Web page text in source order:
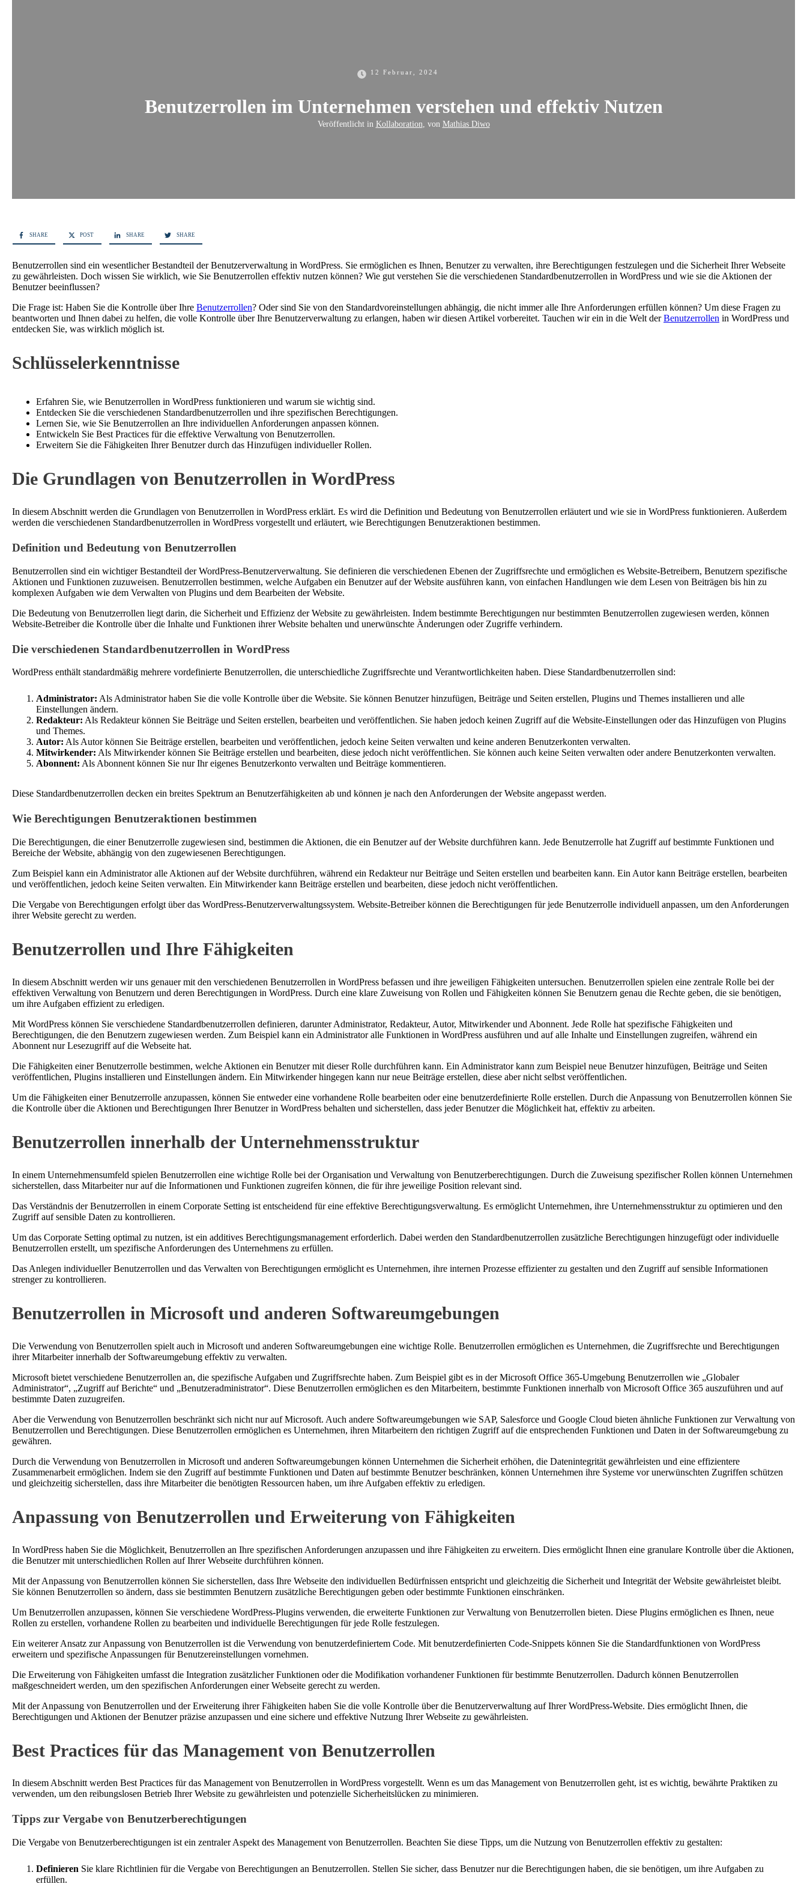
12 Februar, 2024
Benutzerrollen im Unternehmen verstehen und effektiv Nutzen
Veröffentlicht in Kollaboration , von Mathias Diwo
SHARE POST SHARE SHARE
Benutzerrollen sind ein wesentlicher Bestandteil der Benutzerverwaltung in WordPress. Sie ermöglichen es Ihnen, Benutzer zu verwalten, ihre Berechtigungen festzulegen und die Sicherheit Ihrer Webseite
zu gewährleisten. Doch wissen Sie wirklich, wie Sie Benutzerrollen effektiv nutzen können? Wie gut verstehen Sie die verschiedenen Standardbenutzerrollen in WordPress und wie sie die Aktionen der
Benutzer beeinflussen?
Die Frage ist: Haben Sie die Kontrolle über Ihre Benutzerrollen? Oder sind Sie von den Standardvoreinstellungen abhängig, die nicht immer alle Ihre Anforderungen erfüllen können? Um diese Fragen zu
beantworten und Ihnen dabei zu helfen, die volle Kontrolle über Ihre Benutzerverwaltung zu erlangen, haben wir diesen Artikel vorbereitet. Tauchen wir ein in die Welt derBenutzerrollen in WordPress und
entdecken Sie, was wirklich möglich ist.
Schlüsselerkenntnisse
Erfahren Sie, wie Benutzerrollen in WordPress funktionieren und warum sie wichtig sind.
Entdecken Sie die verschiedenen Standardbenutzerrollen und ihre spezifischen Berechtigungen.
Lernen Sie, wie Sie Benutzerrollen an Ihre individuellen Anforderungen anpassen können.
Entwickeln Sie Best Practices für die effektive Verwaltung von Benutzerrollen.
Erweitern Sie die Fähigkeiten Ihrer Benutzer durch das Hinzufügen individueller Rollen.
Die Grundlagen von Benutzerrollen in WordPress
In diesem Abschnitt werden die Grundlagen von Benutzerrollen in WordPress erklärt. Es wird die Definition und Bedeutung von Benutzerrollen erläutert und wie sie in WordPress funktionieren. Außerdem
werden die verschiedenen Standardbenutzerrollen in WordPress vorgestellt und erläutert, wie Berechtigungen Benutzeraktionen bestimmen.
Definition und Bedeutung von Benutzerrollen
Benutzerrollen sind ein wichtiger Bestandteil der WordPress-Benutzerverwaltung. Sie definieren die verschiedenen Ebenen der Zugriffsrechte und ermöglichen es Website-Betreibern, Benutzern spezifische
Aktionen und Funktionen zuzuweisen. Benutzerrollen bestimmen, welche Aufgaben ein Benutzer auf der Website ausführen kann, von einfachen Handlungen wie dem Lesen von Beiträgen bis hin zu
komplexen Aufgaben wie dem Verwalten von Plugins und dem Bearbeiten der Website.
Die Bedeutung von Benutzerrollen liegt darin, die Sicherheit und Effizienz der Website zu gewährleisten. Indem bestimmte Berechtigungen nur bestimmten Benutzerrollen zugewiesen werden, können
Website-Betreiber die Kontrolle über die Inhalte und Funktionen ihrer Website behalten und unerwünschte Änderungen oder Zugriffe verhindern.
Die verschiedenen Standardbenutzerrollen in WordPress
WordPress enthält standardmäßig mehrere vordefinierte Benutzerrollen, die unterschiedliche Zugriffsrechte und Verantwortlichkeiten haben. Diese Standardbenutzerrollen sind:
Administrator: Als Administrator haben Sie die volle Kontrolle über die Website. Sie können Benutzer hinzufügen, Beiträge und Seiten erstellen, Plugins und Themes installieren und alle
Einstellungen ändern.
Redakteur: Als Redakteur können Sie Beiträge und Seiten erstellen, bearbeiten und veröffentlichen. Sie haben jedoch keinen Zugriff auf die Website-Einstellungen oder das Hinzufügen von Plugins
und Themes.
Autor: Als Autor können Sie Beiträge erstellen, bearbeiten und veröffentlichen, jedoch keine Seiten verwalten und keine anderen Benutzerkonten verwalten.
Mitwirkender: Als Mitwirkender können Sie Beiträge erstellen und bearbeiten, diese jedoch nicht veröffentlichen. Sie können auch keine Seiten verwalten oder andere Benutzerkonten verwalten.
Abonnent: Als Abonnent können Sie nur Ihr eigenes Benutzerkonto verwalten und Beiträge kommentieren.
Diese Standardbenutzerrollen decken ein breites Spektrum an Benutzerfähigkeiten ab und können je nach den Anforderungen der Website angepasst werden.
Wie Berechtigungen Benutzeraktionen bestimmen
Die Berechtigungen, die einer Benutzerrolle zugewiesen sind, bestimmen die Aktionen, die ein Benutzer auf der Website durchführen kann. Jede Benutzerrolle hat Zugriff auf bestimmte Funktionen und
Bereiche der Website, abhängig von den zugewiesenen Berechtigungen.
Zum Beispiel kann ein Administrator alle Aktionen auf der Website durchführen, während ein Redakteur nur Beiträge und Seiten erstellen und bearbeiten kann. Ein Autor kann Beiträge erstellen, bearbeiten
und veröffentlichen, jedoch keine Seiten verwalten. Ein Mitwirkender kann Beiträge erstellen und bearbeiten, diese jedoch nicht veröffentlichen.
Die Vergabe von Berechtigungen erfolgt über das WordPress-Benutzerverwaltungssystem. Website-Betreiber können die Berechtigungen für jede Benutzerrolle individuell anpassen, um den Anforderungen
ihrer Website gerecht zu werden.
Benutzerrollen und Ihre Fähigkeiten
In diesem Abschnitt werden wir uns genauer mit den verschiedenen Benutzerrollen in WordPress befassen und ihre jeweiligen Fähigkeiten untersuchen. Benutzerrollen spielen eine zentrale Rolle bei der
effektiven Verwaltung von Benutzern und deren Berechtigungen in WordPress. Durch eine klare Zuweisung von Rollen und Fähigkeiten können Sie Benutzern genau die Rechte geben, die sie benötigen,
um ihre Aufgaben effizient zu erledigen.
Mit WordPress können Sie verschiedene Standardbenutzerrollen definieren, darunter Administrator, Redakteur, Autor, Mitwirkender und Abonnent. Jede Rolle hat spezifische Fähigkeiten und
Berechtigungen, die den Benutzern zugewiesen werden. Zum Beispiel kann ein Administrator alle Funktionen in WordPress ausführen und auf alle Inhalte und Einstellungen zugreifen, während ein
Abonnent nur Lesezugriff auf die Webseite hat.
Die Fähigkeiten einer Benutzerrolle bestimmen, welche Aktionen ein Benutzer mit dieser Rolle durchführen kann. Ein Administrator kann zum Beispiel neue Benutzer hinzufügen, Beiträge und Seiten
veröffentlichen, Plugins installieren und Einstellungen ändern. Ein Mitwirkender hingegen kann nur neue Beiträge erstellen, diese aber nicht selbst veröffentlichen.
Um die Fähigkeiten einer Benutzerrolle anzupassen, können Sie entweder eine vorhandene Rolle bearbeiten oder eine benutzerdefinierte Rolle erstellen. Durch die Anpassung von Benutzerrollen können Sie
die Kontrolle über die Aktionen und Berechtigungen Ihrer Benutzer in WordPress behalten und sicherstellen, dass jeder Benutzer die Möglichkeit hat, effektiv zu arbeiten.
Benutzerrollen innerhalb der Unternehmensstruktur
In einem Unternehmensumfeld spielen Benutzerrollen eine wichtige Rolle bei der Organisation und Verwaltung von Benutzerberechtigungen. Durch die Zuweisung spezifischer Rollen können Unternehmen
sicherstellen, dass Mitarbeiter nur auf die Informationen und Funktionen zugreifen können, die für ihre jeweilige Position relevant sind.
Das Verständnis der Benutzerrollen in einem Corporate Setting ist entscheidend für eine effektive Berechtigungsverwaltung. Es ermöglicht Unternehmen, ihre Unternehmensstruktur zu optimieren und den
Zugriff auf sensible Daten zu kontrollieren.
Um das Corporate Setting optimal zu nutzen, ist ein additives Berechtigungsmanagement erforderlich. Dabei werden den Standardbenutzerrollen zusätzliche Berechtigungen hinzugefügt oder individuelle
Benutzerrollen erstellt, um spezifische Anforderungen des Unternehmens zu erfüllen.
Das Anlegen individueller Benutzerrollen und das Verwalten von Berechtigungen ermöglicht es Unternehmen, ihre internen Prozesse effizienter zu gestalten und den Zugriff auf sensible Informationen
strenger zu kontrollieren.
Benutzerrollen in Microsoft und anderen Softwareumgebungen
Die Verwendung von Benutzerrollen spielt auch in Microsoft und anderen Softwareumgebungen eine wichtige Rolle. Benutzerrollen ermöglichen es Unternehmen, die Zugriffsrechte und Berechtigungen
ihrer Mitarbeiter innerhalb der Softwareumgebung effektiv zu verwalten.
Microsoft bietet verschiedene Benutzerrollen an, die spezifische Aufgaben und Zugriffsrechte haben. Zum Beispiel gibt es in der Microsoft Office 365-Umgebung Benutzerrollen wie „Globaler
Administrator“, „Zugriff auf Berichte“ und „Benutzeradministrator“. Diese Benutzerrollen ermöglichen es den Mitarbeitern, bestimmte Funktionen innerhalb von Microsoft Office 365 auszuführen und auf
bestimmte Daten zuzugreifen.
Aber die Verwendung von Benutzerrollen beschränkt sich nicht nur auf Microsoft. Auch andere Softwareumgebungen wie SAP, Salesforce und Google Cloud bieten ähnliche Funktionen zur Verwaltung von
Benutzerrollen und Berechtigungen. Diese Benutzerrollen ermöglichen es Unternehmen, ihren Mitarbeitern den richtigen Zugriff auf die entsprechenden Funktionen und Daten in der Softwareumgebung zu
gewähren.
Durch die Verwendung von Benutzerrollen in Microsoft und anderen Softwareumgebungen können Unternehmen die Sicherheit erhöhen, die Datenintegrität gewährleisten und eine effizientere
Zusammenarbeit ermöglichen. Indem sie den Zugriff auf bestimmte Funktionen und Daten auf bestimmte Benutzer beschränken, können Unternehmen ihre Systeme vor unerwünschten Zugriffen schützen
und gleichzeitig sicherstellen, dass ihre Mitarbeiter die benötigten Ressourcen haben, um ihre Aufgaben effektiv zu erledigen.
Anpassung von Benutzerrollen und Erweiterung von Fähigkeiten
In WordPress haben Sie die Möglichkeit, Benutzerrollen an Ihre spezifischen Anforderungen anzupassen und ihre Fähigkeiten zu erweitern. Dies ermöglicht Ihnen eine granulare Kontrolle über die Aktionen,
die Benutzer mit unterschiedlichen Rollen auf Ihrer Webseite durchführen können.
Mit der Anpassung von Benutzerrollen können Sie sicherstellen, dass Ihre Webseite den individuellen Bedürfnissen entspricht und gleichzeitig die Sicherheit und Integrität der Website gewährleistet bleibt.
Sie können Benutzerrollen so ändern, dass sie bestimmten Benutzern zusätzliche Berechtigungen geben oder bestimmte Funktionen einschränken.
Um Benutzerrollen anzupassen, können Sie verschiedene WordPress-Plugins verwenden, die erweiterte Funktionen zur Verwaltung von Benutzerrollen bieten. Diese Plugins ermöglichen es Ihnen, neue
Rollen zu erstellen, vorhandene Rollen zu bearbeiten und individuelle Berechtigungen für jede Rolle festzulegen.
Ein weiterer Ansatz zur Anpassung von Benutzerrollen ist die Verwendung von benutzerdefiniertem Code. Mit benutzerdefinierten Code-Snippets können Sie die Standardfunktionen von WordPress
erweitern und spezifische Anpassungen für Benutzereinstellungen vornehmen.
Die Erweiterung von Fähigkeiten umfasst die Integration zusätzlicher Funktionen oder die Modifikation vorhandener Funktionen für bestimmte Benutzerrollen. Dadurch können Benutzerrollen
maßgeschneidert werden, um den spezifischen Anforderungen einer Webseite gerecht zu werden.
Mit der Anpassung von Benutzerrollen und der Erweiterung ihrer Fähigkeiten haben Sie die volle Kontrolle über die Benutzerverwaltung auf Ihrer WordPress-Website. Dies ermöglicht Ihnen, die
Berechtigungen und Aktionen der Benutzer präzise anzupassen und eine sichere und effektive Nutzung Ihrer Webseite zu gewährleisten.
Best Practices für das Management von Benutzerrollen
In diesem Abschnitt werden Best Practices für das Management von Benutzerrollen in WordPress vorgestellt. Wenn es um das Management von Benutzerrollen geht, ist es wichtig, bewährte Praktiken zu
verwenden, um den reibungslosen Betrieb Ihrer Website zu gewährleisten und potenzielle Sicherheitslücken zu minimieren.
Tipps zur Vergabe von Benutzerberechtigungen
Die Vergabe von Benutzerberechtigungen ist ein zentraler Aspekt des Management von Benutzerrollen. Beachten Sie diese Tipps, um die Nutzung von Benutzerrollen effektiv zu gestalten:
Definieren Sie klare Richtlinien für die Vergabe von Berechtigungen an Benutzerrollen. Stellen Sie sicher, dass Benutzer nur die Berechtigungen haben, die sie benötigen, um ihre Aufgaben zu
erfüllen.